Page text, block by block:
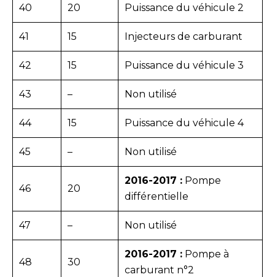
40 20 Puissance du véhicule 2
41 15 Injecteurs de carburant
42 15 Puissance du véhicule 3
43 – Non utilisé
44 15 Puissance du véhicule 4
45 – Non utilisé
46 20
2016-2017 : Pompe
différentielle
47 – Non utilisé
48 30
2016-2017 : Pompe à
carburant n°2